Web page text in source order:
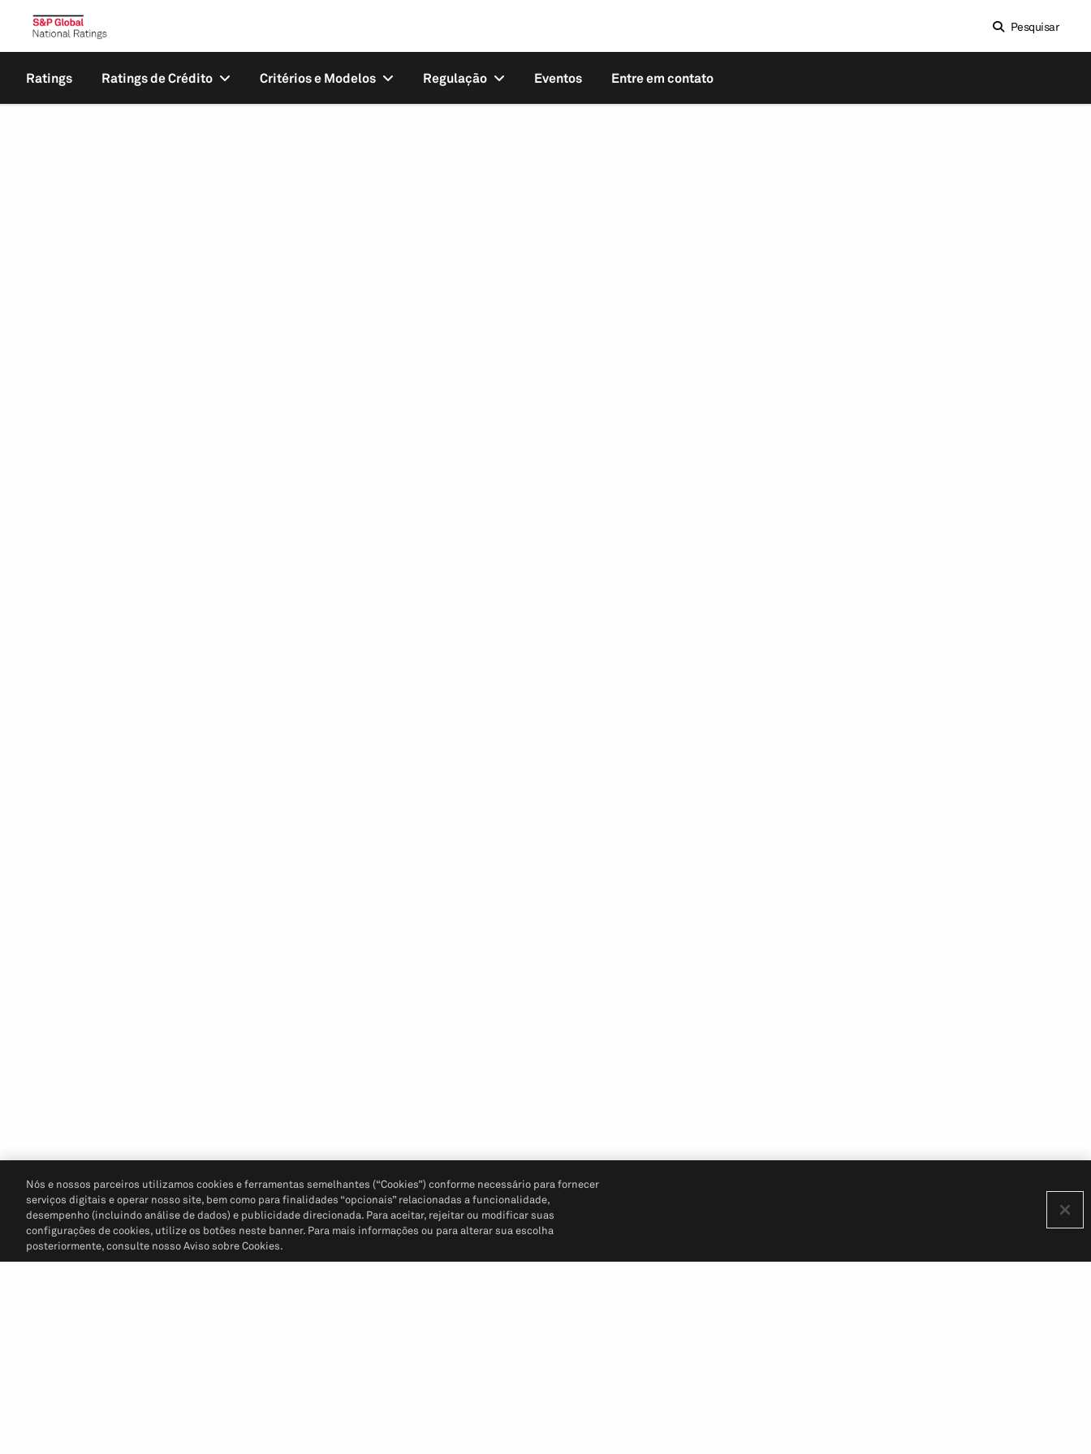
Pesquisar
Ratings Ratings de Crédito Critérios e Modelos Regulação Eventos Entre em contato
Nós e nossos parceiros utilizamos cookies e ferramentas semelhantes (“Cookies”) conforme necessário para fornecer
serviços digitais e operar nosso site, bem como para finalidades “opcionais” relacionadas a funcionalidade,
desempenho (incluindo análise de dados) e publicidade direcionada. Para aceitar, rejeitar ou modificar suas
configurações de cookies, utilize os botões neste banner. Para mais informações ou para alterar sua escolha
posteriormente, consulte nosso Aviso sobre Cookies.